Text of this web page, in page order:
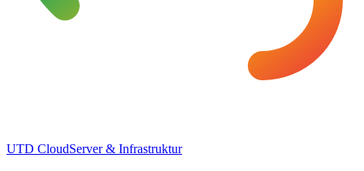
UTD CloudServer & Infrastruktur